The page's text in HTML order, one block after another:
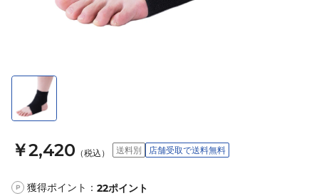
￥2,420 （税込） 送料別 店舗受取で送料無料
P 獲得ポイント： 22ポイント